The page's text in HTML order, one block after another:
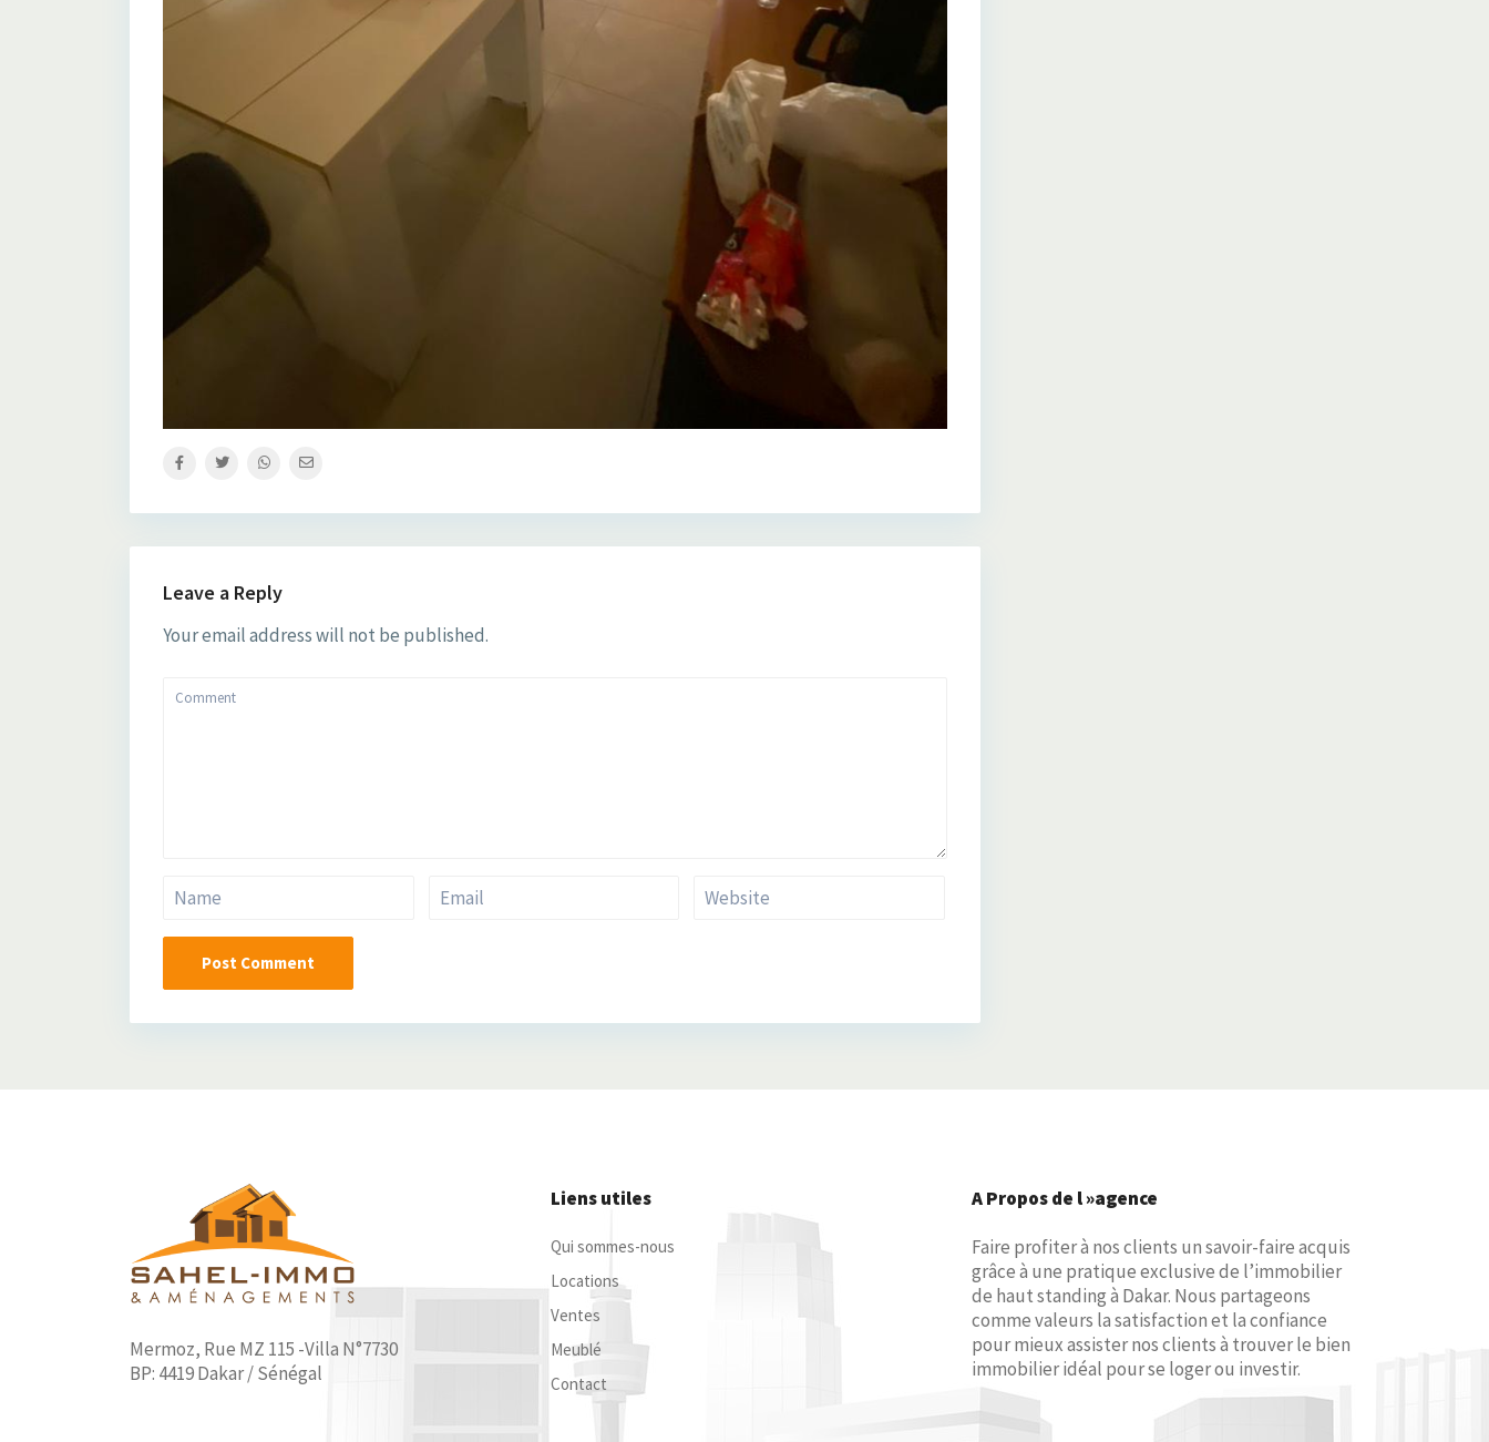
Leave a Reply
Your email address will not be published.
Mermoz, Rue MZ 115 -Villa N°7730
BP: 4419 Dakar / Sénégal
Liens utiles
Qui sommes-nous
Locations
Ventes
Meublé
Contact
A Propos de l »agence
Faire profiter à nos clients un savoir-faire acquis
grâce à une pratique exclusive de l’immobilier
de haut standing à Dakar. Nous partageons
comme valeurs la satisfaction et la confiance
pour mieux assister nos clients à trouver le bien
immobilier idéal pour se loger ou investir.